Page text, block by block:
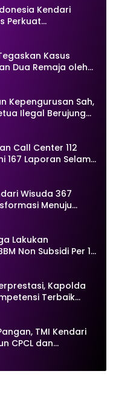
Kendari
Perkuat
Kasus
Dua Remaja oleh
Secara
Kepengurusan Sah,
Ilegal Berujung
Call Center 112
167 Laporan Selama
Wisuda 367
Menuju
Lakukan
Non Subsidi Per 1
Kapolda
Terbaik
TMI Kendari
CPCL dan
Petelur